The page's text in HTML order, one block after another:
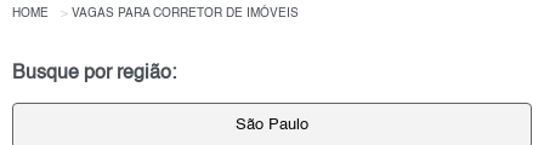
HOME VAGAS PARA CORRETOR DE IMÓVEIS
Busque por região:
São Paulo